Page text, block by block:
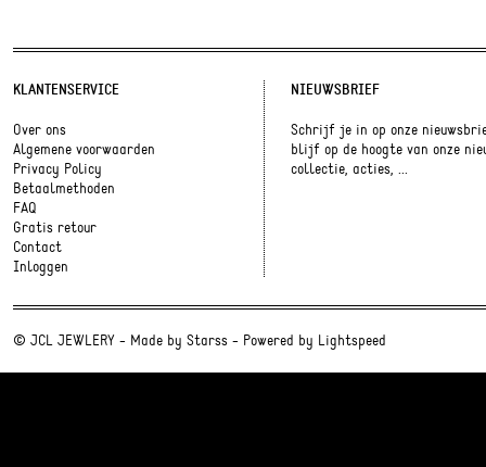
KLANTENSERVICE
Over ons
Algemene voorwaarden
Privacy Policy
Betaalmethoden
FAQ
Gratis retour
Contact
Inloggen
NIEUWSBRIEF
Schrijf je in op onze
blijf op de hoogte van onze
collectie, acties, ...
© JCL JEWLERY - Made by Starss - Powered by Lightspeed